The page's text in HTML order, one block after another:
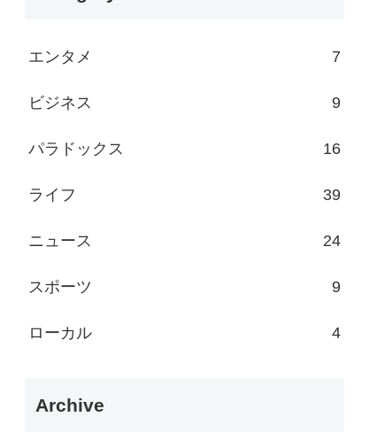
エンタメ 7
ビジネス 9
パラドックス 16
ライフ 39
ニュース 24
スポーツ 9
ローカル 4
Archive